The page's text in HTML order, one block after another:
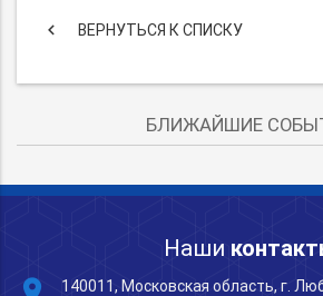
keyboard_arrow_left ВЕРНУТЬСЯ К СПИСКУ
БЛИЖАЙШИЕ
Наши
140011, Московская область, г.